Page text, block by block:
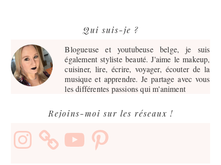
principale
Qui suis-je ?
Blogueuse et youtubeuse belge, je suis
également styliste beauté. J'aime le makeup,
cuisiner, lire, écrire, voyager, écouter de la
musique et apprendre. Je partage avec vous
les différentes passions qui m'animent
Rejoins-moi sur les réseaux !
Instagram
YouTube Pinterest